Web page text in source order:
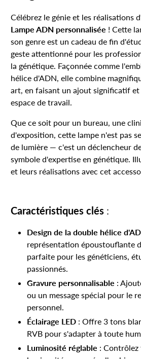
Célébrez le génie et les réalisations
Lampe ADN personnalisée ! Cette
son genre est un cadeau de fin
geste attentionné pour les
la génétique. Façonnée comme
hélice d'ADN, elle combine
art, en faisant un ajout significatif
espace de travail.
Que ce soit pour un bureau, une
d'exposition, cette lampe n'est pas
de lumière — c'est un déclencheur
symbole d'expertise en génétique.
et leurs réalisations avec cet
Caractéristiques clés :
Design de la double hélice
représentation époustouflante
parfaite pour les généticiens,
passionnés.
Gravure personnalisable :
ou un message spécial pour le
personnel.
Éclairage LED : Offre 3 tons
RVB pour s'adapter à toute
Luminosité réglable : Contrôlez